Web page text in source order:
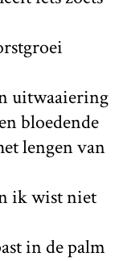
uitwaaiering
bloedende
lengen van
ik wist niet
in de palm